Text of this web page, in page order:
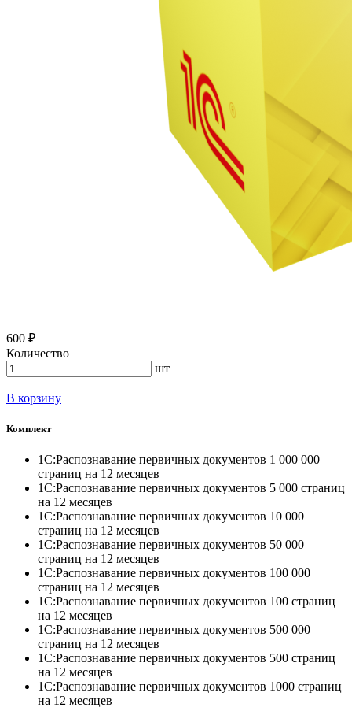
600 ₽
Количество
шт
В корзину
Комплект
1С:Распознавание первичных документов 1 000 000
страниц на 12 месяцев
1С:Распознавание первичных документов 5 000 страниц
на 12 месяцев
1С:Распознавание первичных документов 10 000
страниц на 12 месяцев
1С:Распознавание первичных документов 50 000
страниц на 12 месяцев
1С:Распознавание первичных документов 100 000
страниц на 12 месяцев
1С:Распознавание первичных документов 100 страниц
на 12 месяцев
1С:Распознавание первичных документов 500 000
страниц на 12 месяцев
1С:Распознавание первичных документов 500 страниц
на 12 месяцев
1С:Распознавание первичных документов 1000 страниц
на 12 месяцев